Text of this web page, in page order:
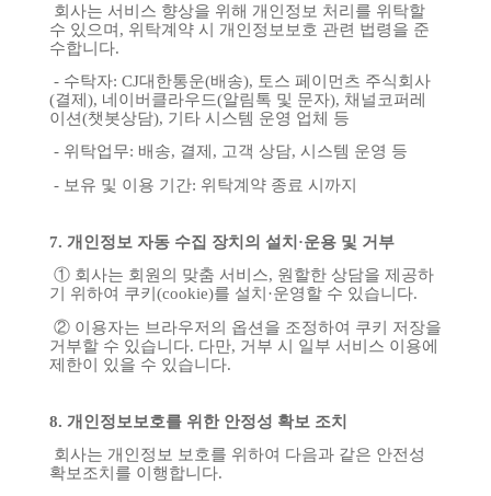
회사는 서비스 향상을 위해 개인정보 처리를 위탁할
수 있으며 , 위탁계약 시 개인정보보호 관련 법령을 준
수합니다.
- 수탁자: CJ대한통운(배송), 토스 페이먼츠 주식회사
(결제 ), 네이버클라우드(알림톡 및 문자), 채널코퍼레
이션(챗봇상담), 기타 시스템 운영 업체
등
- 위탁업무: 배송, 결제 , 고객 상담, 시스템 운영 등
- 보유 및 이용 기간: 위탁계약 종료 시까지
7. 개인정보 자동 수집 장치의 설치 ·운용 및 거부
① 회사는 회원의 맞춤 서비스, 원할한 상담을 제공하
기
위하여 쿠키 (cookie)를 설치 ·운영할 수 있습니다.
② 이용자는 브라우저의 옵션을 조정하여 쿠키
저장을
거부할 수 있습니다. 다만, 거부 시 일부 서비스 이용에
제한이
있을 수 있습니다.
8. 개인정보보호를 위한 안정성 확보 조치
회사는 개인정보 보호를 위하여 다음과 같은 안전성
확보조치를 이행합니다.